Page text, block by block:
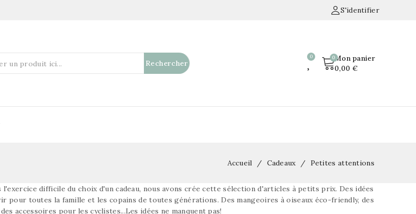
S'identifier
Rechercher
Mon panier
0,00 €
Accueil Cadeaux Petites attentions
l'exercice difficile du choix d'un cadeau, nous avons crée cette sélection d'articles à petits prix. Des idées
pour toutes la famille et les copains de toutes générations. Des mangeoires à oiseaux éco-friendly, des
accessoires pour les cyclistes...Les idées ne manquent pas!